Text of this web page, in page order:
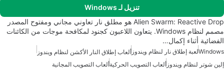
تنزيل لـ Windows
Alien Swarm: Reactive Drop هو مطلق نار تعاوني مجاني ومفتوح المصدر
مصمم لنظام Windows. يتعاون اللاعبون كجنود لمكافحة موجات من الكائنات
الفضائية أثناء إكمال…
Windowsلعبة إطلاق نار لنظام ويندوز ألعاب إطلاق النار الأكشن لنظام ويندوز
إلين شوتر لنظام ويندوز ألعاب التصويب الحركيةألعاب التصويب المجانية